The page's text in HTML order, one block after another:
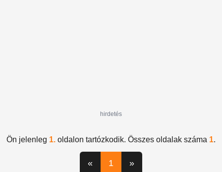
hirdetés
Ön jelenleg 1. oldalon tartózkodik. Összes oldalak száma 1.
« 1 »